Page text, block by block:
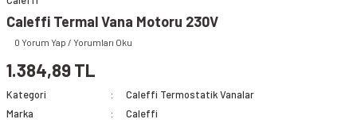
Caleffi Termal Vana Motoru 230V
0 Yorum Yap / Yorumları Oku
1.384,89 TL
Kategori
Caleffi Termostatik Vanalar
Marka
Caleffi